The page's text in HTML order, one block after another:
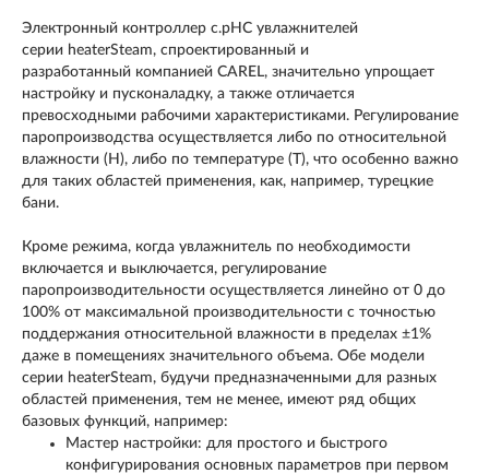
Электронный контроллер c.pHC увлажнителей
серии heaterSteam, спроектированный и
разработанный компанией CAREL, значительно упрощает
настройку и пусконаладку, а также отличается
превосходными рабочими характеристиками. Регулирование
паропроизводства осуществляется либо по относительной
влажности (H), либо по температуре (T), что особенно важно
для таких областей применения, как, например, турецкие
бани.
Кроме режима, когда увлажнитель по необходимости
включается и выключается, регулирование
паропроизводительности осуществляется линейно от 0 до
100% от максимальной производительности с точностью
поддержания относительной влажности в пределах ±1%
даже в помещениях значительного объема. Обе модели
серии heaterSteam, будучи предназначенными для разных
областей применения, тем не менее, имеют ряд общих
базовых функций, например:
Мастер настройки: для простого и быстрого
конфигурирования основных параметров при первом